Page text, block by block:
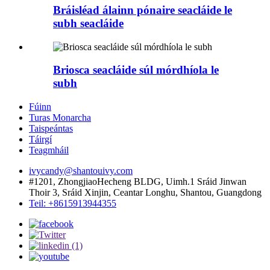
Bráisléad álainn pónaire seacláide le
subh seacláide
Briosca seacláide súl mórdhíola le
subh
Fúinn
Turas Monarcha
Taispeántas
Táirgí
Teagmháil
ivycandy@shantouivy.com
#1201, ZhongjiaoHecheng BLDG, Uimh.1 Sráid Jinwan
Thoir 3, Sráid Xinjin, Ceantar Longhu, Shantou, Guangdong
Teil: +8615913944355